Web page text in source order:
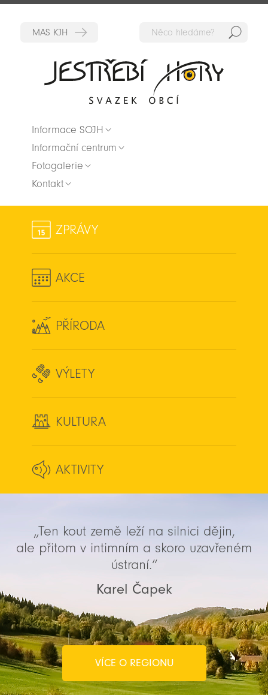
Informace SOJH
Informační centrum
Fotogalerie
Kontakt
ZPRÁVY
AKCE
PŘÍRODA
VÝLETY
KULTURA
AKTIVITY
„Ten kout země leží na silnici dějin,
ale přitom v intimním a skoro uzavřeném
ústraní.“
Karel Čapek
VÍCE O REGIONU